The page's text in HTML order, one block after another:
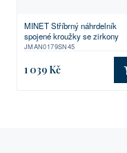
MINET Stříbrný náhrdelník
spojené kroužky se zirkony
JMAN0179SN45
1 039 Kč